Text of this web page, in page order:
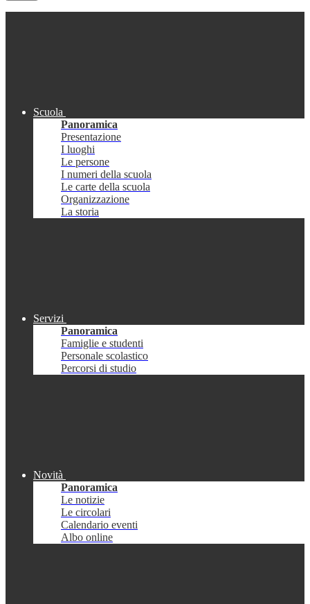
Scuola
Panoramica
Presentazione
I luoghi
Le persone
I numeri della scuola
Le carte della scuola
Organizzazione
La storia
Servizi
Panoramica
Famiglie e studenti
Personale scolastico
Percorsi di studio
Novità
Panoramica
Le notizie
Le circolari
Calendario eventi
Albo online